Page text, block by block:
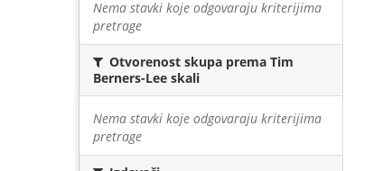
Nema stavki koje odgovaraju kriterijima
pretrage
Otvorenost skupa prema Tim
Berners-Lee skali
Nema stavki koje odgovaraju kriterijima
pretrage